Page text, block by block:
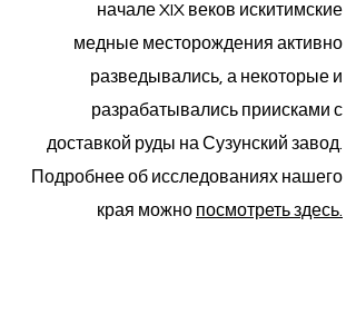
начале XIX веков искитимские
медные месторождения активно
разведывались, а некоторые и
разрабатывались приисками с
доставкой руды на Сузунский завод.​
Подробнее об исследованиях нашего
края можно посмотреть здесь.